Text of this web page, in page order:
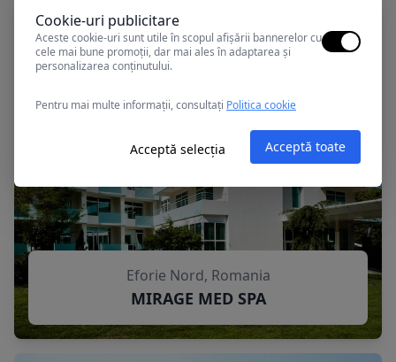
Eforie Nord, Romania
MIRAGE MED SPA
Cookie-uri publicitare
Aceste cookie-uri sunt utile în scopul afișării bannerelor cu
cele mai bune promoții, dar mai ales în adaptarea și
personalizarea conținutului.
Pentru mai multe informații, consultați Politica cookie
Acceptă selecția Acceptă toate